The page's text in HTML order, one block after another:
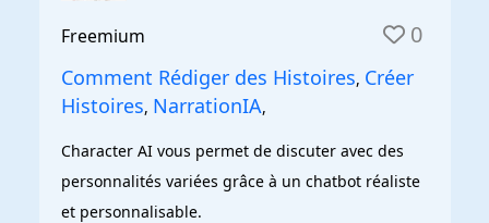
Freemium 0
Comment Rédiger des Histoires, Créer
Histoires, NarrationIA,
Character AI vous permet de discuter avec des
personnalités variées grâce à un chatbot réaliste
et personnalisable.